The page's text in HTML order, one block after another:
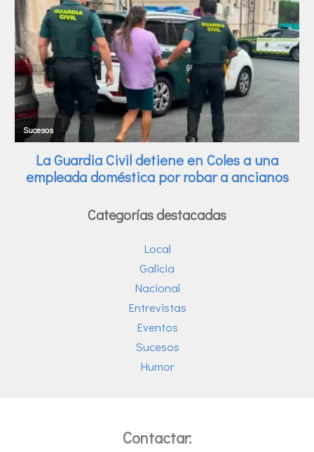
Categorías destacadas
Local
Galicia
Nacional
Entrevistas
Eventos
Sucesos
Humor
Contactar: